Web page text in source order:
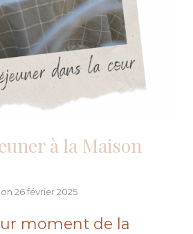
à la Maison
on 26 février 2025
moment de la